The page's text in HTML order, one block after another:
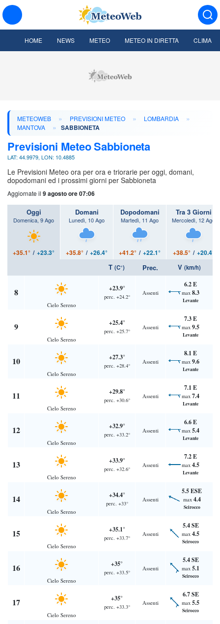
HOME NEWS METEO METEO IN DIRETTA CLIMA
METEOWEB » PREVISIONI METEO » LOMBARDIA »
MANTOVA » SABBIONETA
Previsioni Meteo Sabbioneta
LAT: 44.9979, LON: 10.4885
Le Previsioni Meteo ora per ora e triorarie per oggi, domani,
dopodomani ed i prossimi giorni per Sabbioneta
Aggiornate il 9 agosto ore 07:06
Oggi
Domenica, 9 Ago
+35.1° / +23.3°
Domani
Lunedì, 10 Ago
+35.8° / +26.4°
Dopodomani
Martedì, 11 Ago
+41.2° / +22.1°
Tra 3 Giorni
Mercoledì, 12 Ago
+38.5° / +20.4°
T (C°) Prec. V (km/h)
8
Cielo Sereno
+23.9°
perc. +24.2°
Assenti
6.2 E
max 8.3
Levante
9
Cielo Sereno
+25.4°
perc. +25.7°
Assenti
7.3 E
max 9.5
Levante
10
Cielo Sereno
+27.3°
perc. +28.4°
Assenti
8.1 E
max 9.6
Levante
11
Cielo Sereno
+29.8°
perc. +30.6°
Assenti
7.1 E
max 7.4
Levante
12
Cielo Sereno
+32.9°
perc. +33.2°
Assenti
6.6 E
max 5.4
Levante
13
Cielo Sereno
+33.9°
perc. +32.6°
Assenti
7.2 E
max 4.5
Levante
14
Cielo Sereno
+34.4°
perc. +33°
Assenti
5.5 ESE
max 4.4
Scirocco
15
Cielo Sereno
+35.1°
perc. +33.7°
Assenti
5.4 SE
max 4.5
Scirocco
16
Cielo Sereno
+35°
perc. +33.5°
Assenti
5.4 SE
max 5.1
Scirocco
17
Cielo Sereno
+35°
perc. +33.3°
Assenti
6.7 SE
max 5.5
Scirocco